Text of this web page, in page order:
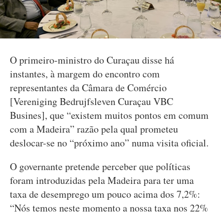
O primeiro-ministro do Curaçau disse há
instantes, à margem do encontro com
representantes da Câmara de Comércio
[Vereniging Bedrujfsleven Curaçau VBC
Busines], que “existem muitos pontos em comum
com a Madeira” razão pela qual prometeu
deslocar-se no “próximo ano” numa visita oficial.
O governante pretende perceber que políticas
foram introduzidas pela Madeira para ter uma
taxa de desemprego um pouco acima dos 7,2%:
“Nós temos neste momento a nossa taxa nos 22%